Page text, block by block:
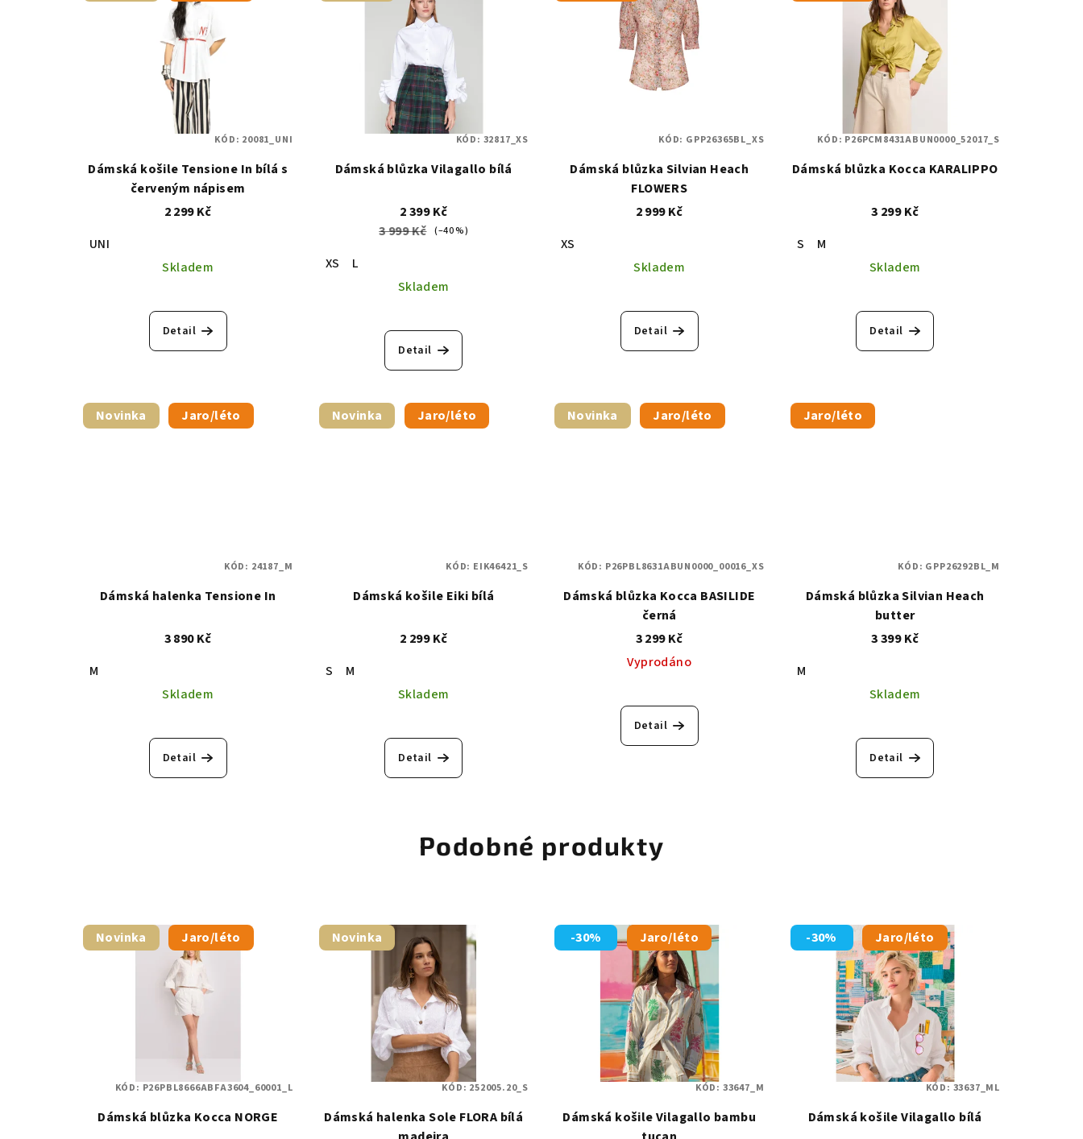
Dámská košile Tensione In bílá s
červeným nápisem
2 299 Kč
UNI
Skladem
Detail
KÓD: 20081_UNI
Dámská blůzka Vilagallo bílá
2 399 Kč
3 999 Kč (–40 %)
XS
L
Skladem
Detail
KÓD: 32817_XS
Dámská blůzka Silvian Heach
FLOWERS
2 999 Kč
XS
Skladem
Detail
KÓD: GPP26365BL_XS
Dámská blůzka Kocca KARALIPPO
3 299 Kč
S
M
Skladem
Detail
KÓD: P26PCM8431ABUN0000_52017_S
Novinka Jaro/léto
Dámská halenka Tensione In
3 890 Kč
M
Skladem
Detail
KÓD: 24187_M
Novinka Jaro/léto
Dámská košile Eiki bílá
2 299 Kč
S
M
Skladem
Detail
KÓD: EIK46421_S
Novinka Jaro/léto
Dámská blůzka Kocca BASILIDE
černá
3 299 Kč
Vyprodáno
Detail
KÓD: P26PBL8631ABUN0000_00016_XS
Jaro/léto
Dámská blůzka Silvian Heach
butter
3 399 Kč
M
Skladem
Detail
KÓD: GPP26292BL_M
Podobné produkty
Novinka Jaro/léto
Dámská blůzka Kocca NORGE
KÓD: P26PBL8666ABFA3604_60001_L
Novinka
Dámská halenka Sole FLORA bílá
KÓD: 252005.20_S
-30% Jaro/léto
Dámská košile Vilagallo bambu
KÓD: 33647_M
-30% Jaro/léto
Dámská košile Vilagallo bílá
KÓD: 33637_ML